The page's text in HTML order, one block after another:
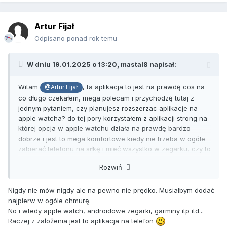
Artur Fijał
Odpisano ponad rok temu
W dniu 19.01.2025 o 13:20, mastal8 napisał:
Witam @Artur Fijał
, ta aplikacja to jest na prawdę cos na
co długo czekałem, mega polecam i przychodzę tutaj z
jednym pytaniem, czy planujesz rozszerzac aplikacje na
apple watcha? do tej pory korzystałem z aplikacji strong na
której opcja w apple watchu działa na prawdę bardzo
dobrze i jest to mega komfortowe kiedy nie trzeba w ogóle
zabierać telefonu na siłkę i mieć wszystko w zegarku, czy to
Rozwiń
Nigdy nie mów nigdy ale na pewno nie prędko. Musiałbym dodać
najpierw w ogóle chmurę.
No i wtedy apple watch, androidowe zegarki, garminy itp itd...
Raczej z założenia jest to aplikacja na telefon